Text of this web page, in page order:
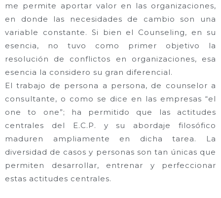
me permite aportar valor en las organizaciones,
en donde las necesidades de cambio son una
variable constante. Si bien el Counseling, en su
esencia, no tuvo como primer objetivo la
resolución de conflictos en organizaciones, esa
esencia la considero su gran diferencial.
El trabajo de persona a persona, de counselor a
consultante, o como se dice en las empresas “el
one to one”; ha permitido que las actitudes
centrales del E.C.P. y su abordaje filosófico
maduren ampliamente en dicha tarea. La
diversidad de casos y personas son tan únicas que
permiten desarrollar, entrenar y perfeccionar
estas actitudes centrales.